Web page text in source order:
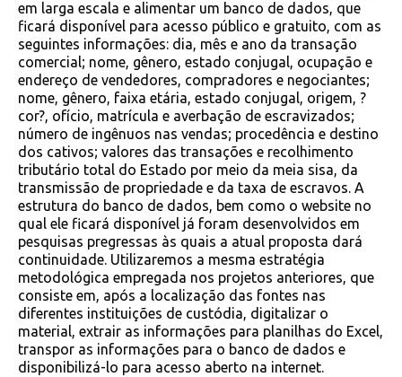
em larga escala e alimentar um banco de dados, que
ficará disponível para acesso público e gratuito, com as
seguintes informações: dia, mês e ano da transação
comercial; nome, gênero, estado conjugal, ocupação e
endereço de vendedores, compradores e negociantes;
nome, gênero, faixa etária, estado conjugal, origem, ?
cor?, ofício, matrícula e averbação de escravizados;
número de ingênuos nas vendas; procedência e destino
dos cativos; valores das transações e recolhimento
tributário total do Estado por meio da meia sisa, da
transmissão de propriedade e da taxa de escravos. A
estrutura do banco de dados, bem como o website no
qual ele ficará disponível já foram desenvolvidos em
pesquisas pregressas às quais a atual proposta dará
continuidade. Utilizaremos a mesma estratégia
metodológica empregada nos projetos anteriores, que
consiste em, após a localização das fontes nas
diferentes instituições de custódia, digitalizar o
material, extrair as informações para planilhas do Excel,
transpor as informações para o banco de dados e
disponibilizá-lo para acesso aberto na internet.